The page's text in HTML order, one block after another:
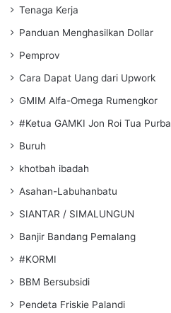
Tenaga Kerja
Panduan Menghasilkan Dollar
Pemprov
Cara Dapat Uang dari Upwork
GMIM Alfa-Omega Rumengkor
#Ketua GAMKI Jon Roi Tua Purba
Buruh
khotbah ibadah
Asahan-Labuhanbatu
SIANTAR / SIMALUNGUN
Banjir Bandang Pemalang
#KORMI
BBM Bersubsidi
Pendeta Friskie Palandi